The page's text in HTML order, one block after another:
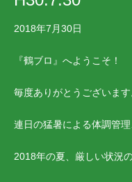
2018年7月30日
『鶴ブロ』へようこそ！
毎度ありがとうございま
連日の猛暑による体調管
2018年の夏、厳しい状況